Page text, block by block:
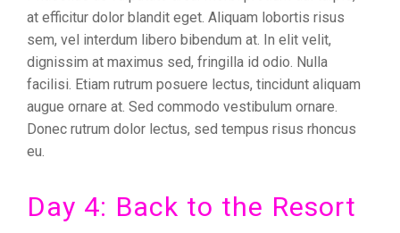
at efficitur dolor blandit eget. Aliquam lobortis risus
sem, vel interdum libero bibendum at. In elit velit,
dignissim at maximus sed, fringilla id odio. Nulla
facilisi. Etiam rutrum posuere lectus, tincidunt aliquam
augue ornare at. Sed commodo vestibulum ornare.
Donec rutrum dolor lectus, sed tempus risus rhoncus
eu.
Day 4: Back to the Resort